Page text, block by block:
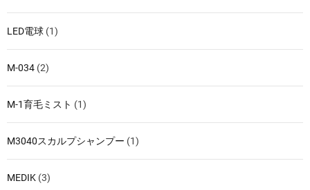
LED電球 (1)
M-034 (2)
M-1育毛ミスト (1)
M3040スカルプシャンプー (1)
MEDIK (3)